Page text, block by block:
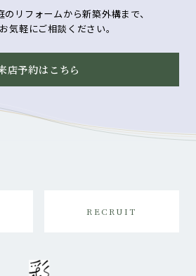
リフォームから新築外構まで、
気軽にご相談ください。
店予約はこちら
RECRUIT